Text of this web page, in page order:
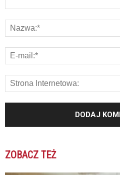
ZOBACZ TEŻ